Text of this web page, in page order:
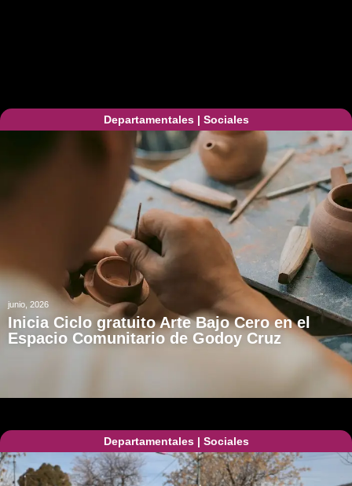
Departamentales| Sociales
junio, 2026
Inicia Ciclo gratuito Arte Bajo Cero en el
Espacio Comunitario de Godoy Cruz
Departamentales| Sociales